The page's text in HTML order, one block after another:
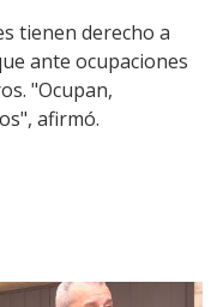
tienen derecho a
ante ocupaciones
"Ocupan,
afirmó.